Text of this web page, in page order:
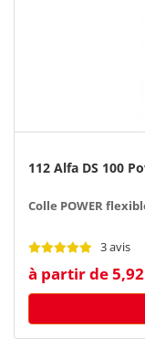
112 Alfa DS 100
Colle POWER
3 avis
à partir de